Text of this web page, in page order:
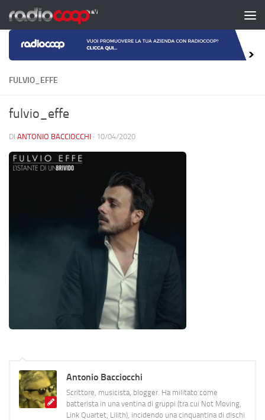
Salta al contenuto
FULVIO_EFFE
fulvio_effe
DI ANTONIO BACCIOCCHI · 10/04/2020
Antonio Bacciocchi
Scrittore, musicista, blogger. Ha militato come
batterista in una ventina di gruppi (tra cui Not Moving,
Link Quartet, Lilith), incidendo una cinquantina di dischi